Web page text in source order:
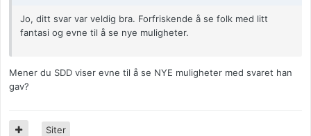
Jo, ditt svar var veldig bra. Forfriskende å se folk med litt
fantasi og evne til å se nye muligheter.
Mener du SDD viser evne til å se NYE muligheter med svaret han
gav?
Siter